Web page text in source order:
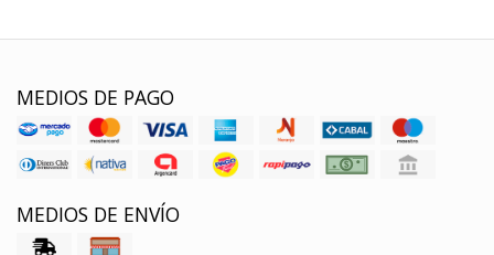
MEDIOS DE PAGO
MEDIOS DE ENVÍO